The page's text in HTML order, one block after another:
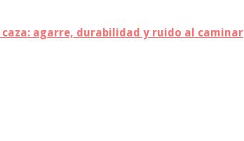
agarre, durabilidad y ruido al caminar